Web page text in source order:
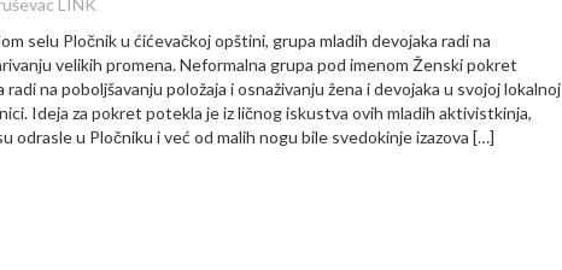
LINK
selu Pločnik u ćićevačkoj opštini, grupa mladih devojaka radi na
velikih promena. Neformalna grupa pod imenom Ženski pokret
radi na poboljšavanju položaja i osnaživanju žena i devojaka u svojoj lokalnoj
Ideja za pokret potekla je iz ličnog iskustva ovih mladih aktivistkinja,
odrasle u Pločniku i već od malih nogu bile svedokinje izazova […]